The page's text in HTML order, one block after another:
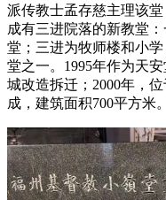
派传教士孟存慈主理该
成有三进院落的新教堂
堂；三进为牧师楼和小
堂之一。1995年作为天
城改造拆迁；2000年，
成，建筑面积700平方米。